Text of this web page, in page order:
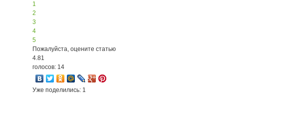
1
2
3
4
5
Пожалуйста, оцените статью
4.81
голосов: 14
Уже поделились: 1